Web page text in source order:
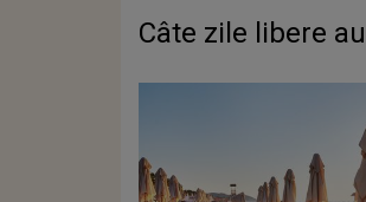
Câte zile libere